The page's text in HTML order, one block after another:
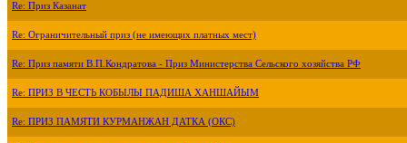
Re: Приз Казанат
Re: Ограничительный приз (не имеющих платных мест)
Re: Приз памяти В.П.Кондратова - Приз Министерства Сельского хозяйства РФ
Re: ПРИЗ В ЧЕСТЬ КОБЫЛЫ ПАДИША ХАНШАЙЫМ
Re: ПРИЗ ПАМЯТИ КУРМАНЖАН ДАТКА (ОКС)